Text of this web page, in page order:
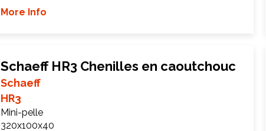
More Info
Schaeff HR3 Chenilles en caoutchouc
Schaeff
HR3
Mini-pelle
320x100x40